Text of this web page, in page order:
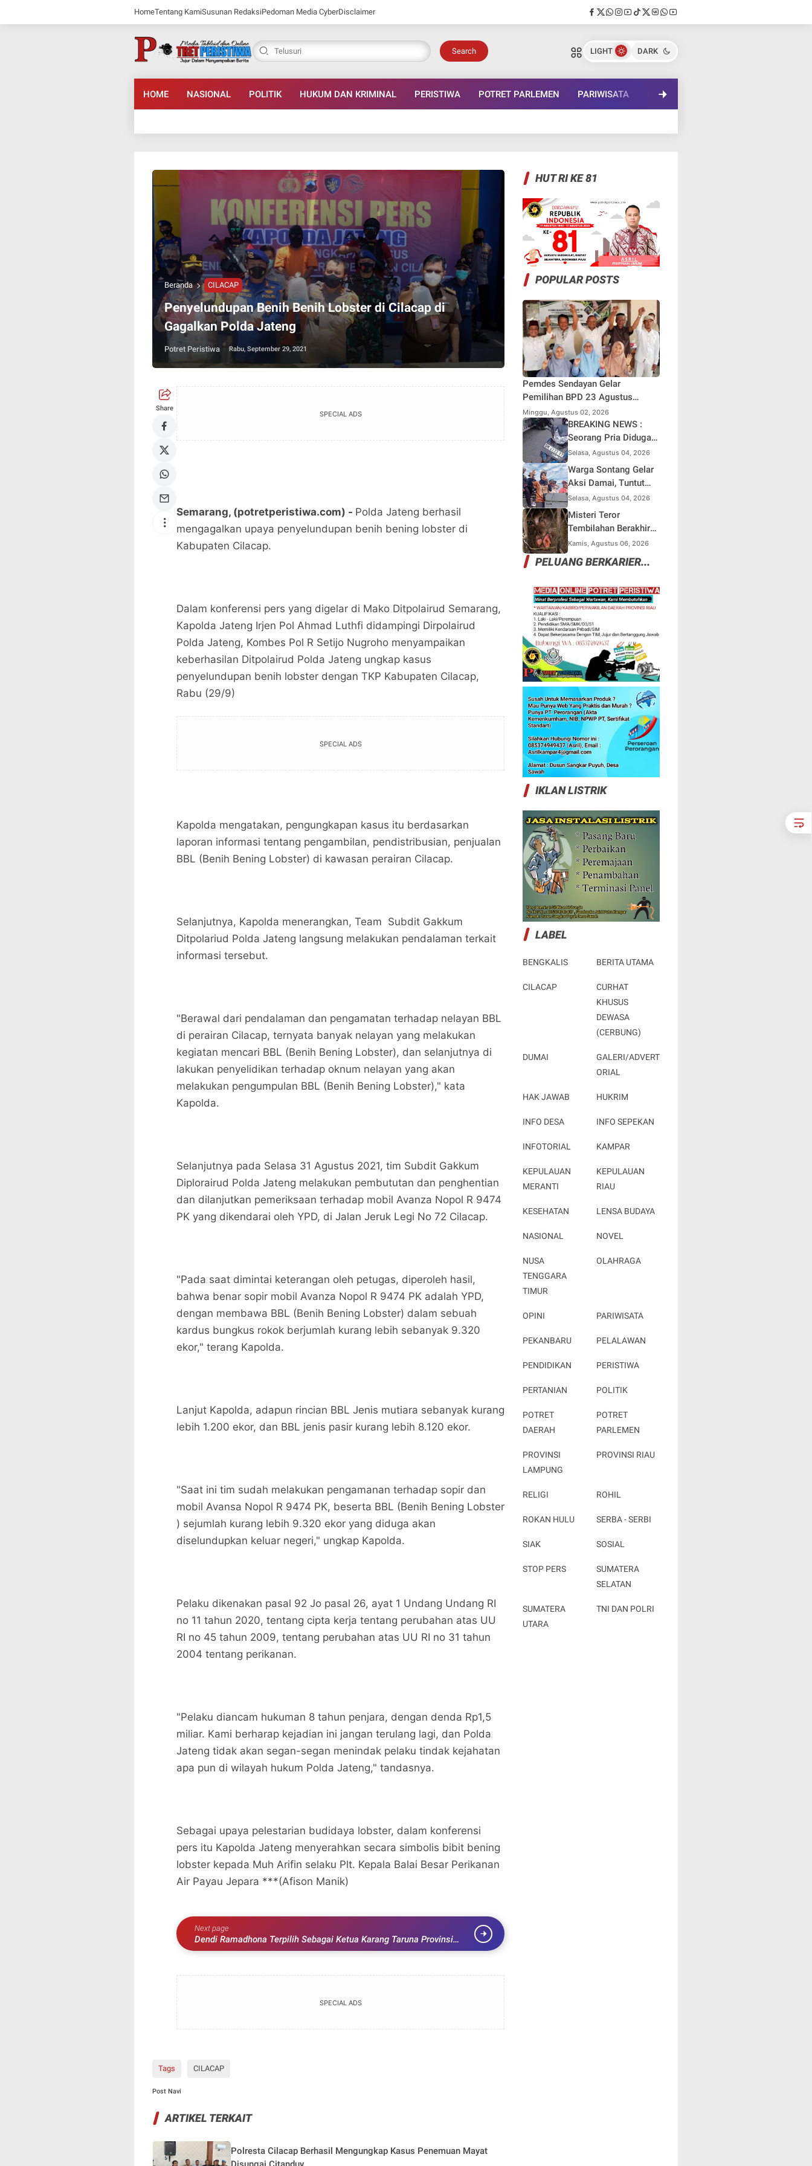
HomeTentang KamiSusunan RedaksiPedoman Media CyberDisclaimer
Search LIGHT DARK
HOME NASIONAL POLITIK HUKUM DAN KRIMINAL PERISTIWA POTRET PARLEMEN PARIWISATA PENDIDIKAN
Beranda CILACAP
Penyelundupan Benih Benih Lobster di Cilacap di
Gagalkan Polda Jateng
Potret Peristiwa Rabu, September 29, 2021
Share
Potret Peristiwa
Bagikan ke media lain
SPECIAL ADS
Semarang, (potretperistiwa.com) - Polda Jateng berhasil
mengagalkan upaya penyelundupan benih bening lobster di
Kabupaten Cilacap.
Dalam konferensi pers yang digelar di Mako Ditpolairud Semarang,
Kapolda Jateng Irjen Pol Ahmad Luthfi didampingi Dirpolairud
Polda Jateng, Kombes Pol R Setijo Nugroho menyampaikan
keberhasilan Ditpolairud Polda Jateng ungkap kasus
penyelundupan benih lobster dengan TKP Kabupaten Cilacap,
Rabu (29/9)
SPECIAL ADS
Kapolda mengatakan, pengungkapan kasus itu berdasarkan
laporan informasi tentang pengambilan, pendistribusian, penjualan
BBL (Benih Bening Lobster) di kawasan perairan Cilacap.
Selanjutnya, Kapolda menerangkan, Team Subdit Gakkum
Ditpolariud Polda Jateng langsung melakukan pendalaman terkait
informasi tersebut.
"Berawal dari pendalaman dan pengamatan terhadap nelayan BBL
di perairan Cilacap, ternyata banyak nelayan yang melakukan
kegiatan mencari BBL (Benih Bening Lobster), dan selanjutnya di
lakukan penyelidikan terhadap oknum nelayan yang akan
melakukan pengumpulan BBL (Benih Bening Lobster)," kata
Kapolda.
Selanjutnya pada Selasa 31 Agustus 2021, tim Subdit Gakkum
Diplorairud Polda Jateng melakukan pembututan dan penghentian
dan dilanjutkan pemeriksaan terhadap mobil Avanza Nopol R 9474
PK yang dikendarai oleh YPD, di Jalan Jeruk Legi No 72 Cilacap.
"Pada saat dimintai keterangan oleh petugas, diperoleh hasil,
bahwa benar sopir mobil Avanza Nopol R 9474 PK adalah YPD,
dengan membawa BBL (Benih Bening Lobster) dalam sebuah
kardus bungkus rokok berjumlah kurang lebih sebanyak 9.320
ekor," terang Kapolda.
Lanjut Kapolda, adapun rincian BBL Jenis mutiara sebanyak kurang
lebih 1.200 ekor, dan BBL jenis pasir kurang lebih 8.120 ekor.
"Saat ini tim sudah melakukan pengamanan terhadap sopir dan
mobil Avansa Nopol R 9474 PK, beserta BBL (Benih Bening Lobster
) sejumlah kurang lebih 9.320 ekor yang diduga akan
diselundupkan keluar negeri," ungkap Kapolda.
Pelaku dikenakan pasal 92 Jo pasal 26, ayat 1 Undang Undang RI
no 11 tahun 2020, tentang cipta kerja tentang perubahan atas UU
RI no 45 tahun 2009, tentang perubahan atas UU RI no 31 tahun
2004 tentang perikanan.
"Pelaku diancam hukuman 8 tahun penjara, dengan denda Rp1,5
miliar. Kami berharap kejadian ini jangan terulang lagi, dan Polda
Jateng tidak akan segan-segan menindak pelaku tindak kejahatan
apa pun di wilayah hukum Polda Jateng," tandasnya.
Sebagai upaya pelestarian budidaya lobster, dalam konferensi
pers itu Kapolda Jateng menyerahkan secara simbolis bibit bening
lobster kepada Muh Arifin selaku Plt. Kepala Balai Besar Perikanan
Air Payau Jepara ***(Afison Manik)
Next page
Dendi Ramadhona Terpilih Sebagai Ketua Karang Taruna Provinsi
Lampung
SPECIAL ADS
Tags CILACAP
Post Navi
Potret Peristiwa
Bagikan ke media lain
ARTIKEL TERKAIT
Polresta Cilacap Berhasil Mengungkap Kasus Penemuan Mayat
HUT RI KE 81
POPULAR POSTS
Pemdes Sendayan Gelar
Pemilihan BPD 23 Agustus
Mendatang, Warga Berharap
Fungsi Pengawasan Berjalan
Maksimal
Minggu, Agustus 02, 2026
BREAKING NEWS :
Seorang Pria Diduga
Terjun dari Jembatan
Rantau Berangin Kuok,
Sepeda Motor
Ditinggal di Lokasi
Selasa, Agustus 04, 2026
Warga Sontang Gelar
Aksi Damai, Tuntut
Pemprov Riau Segera
Benahi Jalan Sontang-
Duri
Selasa, Agustus 04, 2026
Misteri Teror
Tembilahan Berakhir
di Perangkap Besi,
"Pemangsa" Lain yang
Kamis, Agustus 06, 2026
PELUANG BERKARIER...
IKLAN LISTRIK
LABEL
BENGKALIS BERITA UTAMA
CILACAP
CURHAT
KHUSUS
DEWASA
(CERBUNG)
DUMAI
GALERI/ADVERT
ORIAL
HAK JAWAB HUKRIM
INFO DESA INFO SEPEKAN
INFOTORIAL KAMPAR
KEPULAUAN
MERANTI
KEPULAUAN
RIAU
KESEHATAN LENSA BUDAYA
NASIONAL NOVEL
NUSA
TENGGARA
TIMUR
OLAHRAGA
OPINI PARIWISATA
PEKANBARU PELALAWAN
PENDIDIKAN PERISTIWA
PERTANIAN POLITIK
POTRET
DAERAH
POTRET
PARLEMEN
PROVINSI
LAMPUNG
PROVINSI RIAU
RELIGI ROHIL
ROKAN HULU SERBA - SERBI
SIAK SOSIAL
STOP PERS
SUMATERA
SELATAN
SUMATERA
UTARA
TNI DAN POLRI